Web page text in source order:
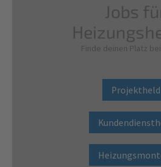
Jobs
Finde deinen Platz bei
Projektheld